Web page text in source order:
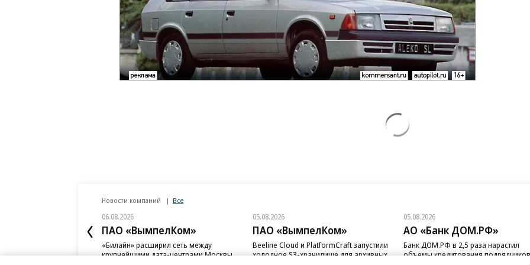
Новости компаний Все
06.08.2026
ПАО «ВымпелКом»
«Билайн» расширил сеть между
крупнейшими дата-центрами Москвы
05.08.2026
ПАО «ВымпелКом»
Beeline Cloud и PlatformCraft запустили
холодное S3-хранилище для архивных
05.08.2026
АО «Банк ДОМ.РФ»
Банк ДОМ.РФ в 2,5 раза нарастил
объемы кредитования подрядчиков